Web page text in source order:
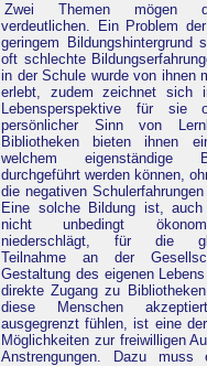
Zwei Themen mögen
verdeutlichen. Ein Problem
geringem Bildungshintergrund
oft schlechte
in der Schule wurde von ihnen
erlebt, zudem zeichnet sich
Lebensperspektive für
persönlicher Sinn von
Bibliotheken bieten ihnen
welchem eigenständige
durchgeführt werden können,
die negativen
Eine solche Bildung ist,
nicht unbedingt
niederschlägt, für die
Teilnahme an der
Gestaltung des eigenen
direkte Zugang zu
diese Menschen
ausgegrenzt fühlen, ist eine
Möglichkeiten zur freiwilligen
Anstrengungen. Dazu muss